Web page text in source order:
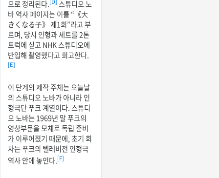
으로 정리된다. [D] 스튜디오 노
바 역사 페이지는 이를 “《大
きくなる子》 제1회”라고 부
르며, 당시 인형과 세트를 2톤
트럭에 싣고 NHK 스튜디오에
반입해 촬영했다고 회고한다.
[E]
이 단계의 제작 주체는 오늘날
의 스튜디오 노바가 아니라 인
형극단 푸크 계열이다. 스튜디
오 노바는 1969년 말 푸크의
영상부문을 모체로 독립 준비
가 이루어졌기 때문에, 초기 회
차는 푸크의 텔레비전 인형극
역사 안에 놓인다.[F]